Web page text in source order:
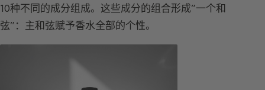
10种不同的成分组成。这些成分的组合形成”一个和
弦”：主和弦赋予香水全部的个性。